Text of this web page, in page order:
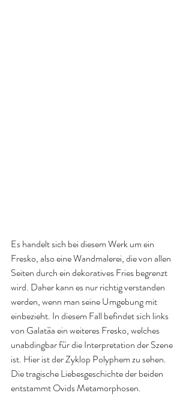
Es handelt sich bei diesem Werk um ein
Fresko, also eine Wandmalerei, die von allen
Seiten durch ein dekoratives Fries begrenzt
wird. Daher kann es nur richtig verstanden
werden, wenn man seine Umgebung mit
einbezieht. In diesem Fall befindet sich links
von Galatäa ein weiteres Fresko, welches
unabdingbar für die Interpretation der Szene
ist. Hier ist der Zyklop Polyphem zu sehen.
Die tragische Liebesgeschichte der beiden
entstammt Ovids Metamorphosen.